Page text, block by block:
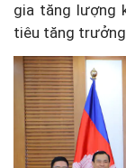
gia tăng lượng
tiêu tăng